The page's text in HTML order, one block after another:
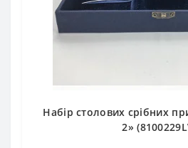
Набір столових срібних
2»